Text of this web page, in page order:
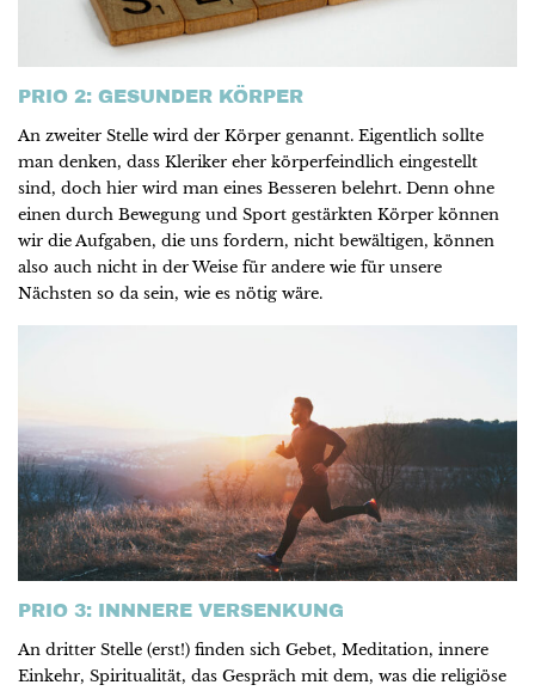
PRIO 2: GESUNDER KÖRPER
An zweiter Stelle wird der Körper genannt. Eigentlich sollte
man denken, dass Kleriker eher körperfeindlich eingestellt
sind, doch hier wird man eines Besseren belehrt. Denn ohne
einen durch Bewegung und Sport gestärkten Körper können
wir die Aufgaben, die uns fordern, nicht bewältigen, können
also auch nicht in der Weise für andere wie für unsere
Nächsten so da sein, wie es nötig wäre.
PRIO 3: INNNERE VERSENKUNG
An dritter Stelle (erst!) finden sich Gebet, Meditation, innere
Einkehr, Spiritualität, das Gespräch mit dem, was die religiöse